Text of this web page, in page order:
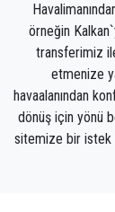
Xanthos
Yunan
tanrıçanın
Xanthos
UNESCO
ve
örneğin
transferimiz
etmenize
havaalanından
dönüş için yönü
sitemize bir istek